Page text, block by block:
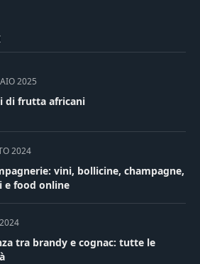
2025
di frutta africani
2024
vini, bollicine, champagne,
e food online
tra brandy e cognac: tutte le